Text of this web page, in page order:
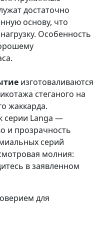
достаточно
основу, что
Особенность
изготоваливаются
стеганого на
жаккарда.
серии Langa —
и прозрачность
серий
молния:
в заявленном
для